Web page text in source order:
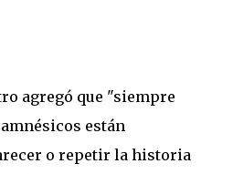
agregó que "siempre
están
o repetir la historia